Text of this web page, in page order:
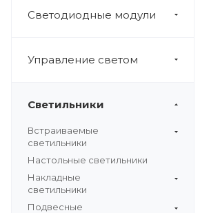
Светодиодные модули
Управление светом
Светильники
Встраиваемые
светильники
Настольные светильники
Накладные
светильники
Подвесные